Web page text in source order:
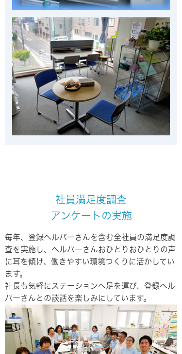
社員満足度調査
アンケートの実施
毎年、登録ヘルパーさんを含む全社員の満足度調
査を実施し、ヘルパーさんおひとりおひとりの声
に耳を傾け、働きやすい環境つくりに活かしてい
ます。
社長も気軽にステーションへ足を運び、登録ヘル
パーさんとの談話を楽しみにしています。